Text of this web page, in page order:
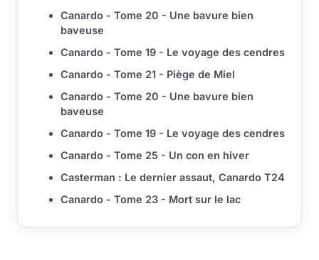
Canardo - Tome 20 - Une bavure bien
baveuse
Canardo - Tome 19 - Le voyage des cendres
Canardo - Tome 21 - Piège de Miel
Canardo - Tome 20 - Une bavure bien
baveuse
Canardo - Tome 19 - Le voyage des cendres
Canardo - Tome 25 - Un con en hiver
Casterman : Le dernier assaut, Canardo T24
Canardo - Tome 23 - Mort sur le lac